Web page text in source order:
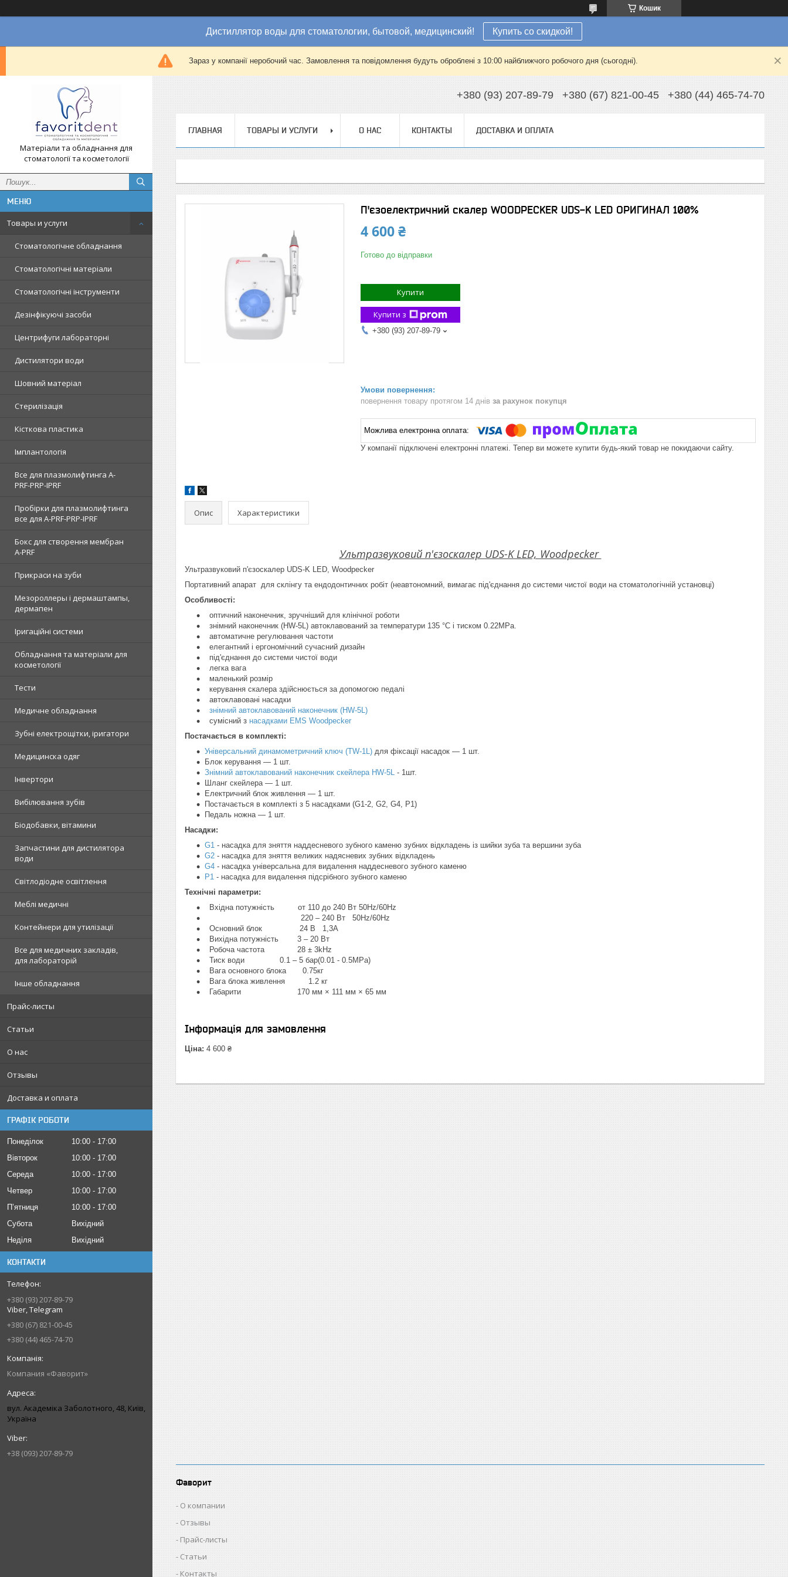
Кошик
Дистиллятор воды для стоматологии, бытовой, медицинский! Купить со скидкой!
Зараз у компанії неробочий час. Замовлення та повідомлення будуть оброблені з 10:00 найближчого робочого дня (сьогодні).
Матеріали та обладнання для
стоматології та косметології
Товары и услуги
Стоматологічне обладнання
Стоматологічні матеріали
Стоматологічні інструменти
Дезінфікуючі засоби
Центрифуги лабораторні
Дистилятори води
Шовний матеріал
Стерилізація
Кісткова пластика
Імплантологія
Все для плазмолифтинга A-
PRF-PRP-IPRF
Пробірки для плазмолифтинга
все для A-PRF-PRP-IPRF
Бокс для створення мембран
A-PRF
Прикраси на зуби
Мезороллеры і дермаштампы,
дермапен
Іригаційні системи
Обладнання та матеріали для
косметології
Тести
Медичне обладнання
Зубні електрощітки, іригатори
Медицинска одяг
Інвертори
Вибілювання зубів
Біодобавки, вітамини
Запчастини для дистилятора
води
Світлодіодне освітлення
Меблі медичні
Контейнери для утилізації
Все для медичних закладів,
для лабораторій
Інше обладнання
Прайс-листы
Статьи
О нас
Отзывы
Доставка и оплата
ГРАФІК РОБОТИ
Понеділок 10:00
17:00
Вівторок
10:00
17:00
Середа
10:00
17:00
Четвер
10:00
17:00
Пʼятниця
10:00
17:00
Субота
Вихідний
Неділя
Вихідний
КОНТАКТИ
+380 (93) 207-89-79
Viber, Telegram
+380 (67) 821-00-45
+380 (44) 465-74-70
Компания «Фаворит»
вул. Академіка Заболотного, 48, Київ,
Україна
+38 (093) 207-89-79
+380 (93) 207-89-79 +380 (67) 821-00-45 +380 (44) 465-74-70
ГЛАВНАЯ ТОВАРЫ И УСЛУГИ О НАС КОНТАКТЫ ДОСТАВКА И ОПЛАТА
П'єзоелектричний скалер WOODPECKER UDS-K LED ОРИГИНАЛ 100%
4 600 ₴
Готово до відправки
Купити
Купити з
+380 (93) 207-89-79
повернення товару протягом 14 днів за рахунок покупця
У компанії підключені електронні платежі. Тепер ви можете купити будь-який товар не покидаючи сайту.
Опис Характеристики
Ультразвуковий п'єзоскалер UDS-K LED, Woodpecker
Ультразвуковий п'єзоскалер UDS-K LED, Woodpecker
Портативний апарат для склінгу та ендодонтичних робіт (неавтономний, вимагає під'єднання до системи чистої води на стоматологічній установці)
Особливості:
оптичний наконечник, зручніший для клінічної роботи
знімний наконечник (HW-5L) автоклавований за температури 135 °C і тиском 0.22MPa.
автоматичне регулювання частоти
елегантний і ергономічний сучасний дизайн
під'єднання до системи чистої води
легка вага
маленький розмір
керування скалера здійснюється за допомогою педалі
автоклавовані насадки
знімний автоклавований наконечник (HW-5L)
сумісний з насадками EMS Woodpecker
Постачається в комплекті:
Універсальний динамометричний ключ (TW-1L) для фіксації насадок — 1 шт.
Блок керування — 1 шт.
Знімний автоклавований наконечник скейлера HW-5L - 1шт.
Шланг скейлера — 1 шт.
Електричний блок живлення — 1 шт.
Постачається в комплекті з 5 насадками (G1-2, G2, G4, P1)
Педаль ножна — 1 шт.
Насадки:
G1 - насадка для зняття наддесневого зубного каменю зубних відкладень із шийки зуба та вершини зуба
G2 - насадка для зняття великих надясневих зубних відкладень
G4 - насадка універсальна для видалення наддесневого зубного каменю
P1 - насадка для видалення підсрібного зубного каменю
Технічні параметри:
Вхідна потужність от 110 до 240 Вт 50Hz/60Hz
220 – 240 Вт 50Hz/60Hz
Основний блок 24 В 1,3A
Вихідна потужність 3 – 20 Вт
Робоча частота 28 ± 3kHz
Тиск води 0.1 – 5 бар(0.01 - 0.5MPa)
Вага основного блока 0.75кг
Вага блока живлення 1.2 кг
Габарити 170 мм × 111 мм × 65 мм
Інформація для замовлення
Ціна: 4 600 ₴
Фаворит
О компании
Отзывы
Прайс-листы
Статьи
Контакты